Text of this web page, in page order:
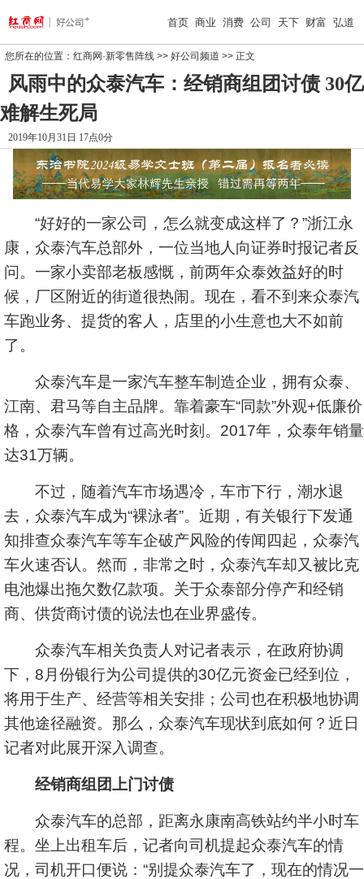
首页 商业 消费 公司 天下 财富 弘道
您所在的位置： 红商网·新零售阵线 >> 好公司频道 >> 正文
风雨中的众泰汽车：经销商组团讨债 30亿
难解生死局
2019年10月31日 17点0分
“好好的一家公司，怎么就变成这样了？”浙江永
康，众泰汽车总部外，一位当地人向证券时报记者反
问。一家小卖部老板感慨，前两年众泰效益好的时
候，厂区附近的街道很热闹。现在，看不到来众泰汽
车跑业务、提货的客人，店里的小生意也大不如前
了。
众泰汽车是一家汽车整车制造企业，拥有众泰、
江南、君马等自主品牌。靠着豪车“同款”外观+低廉价
格，众泰汽车曾有过高光时刻。2017年，众泰年销量
达31万辆。
不过，随着汽车市场遇冷，车市下行，潮水退
去，众泰汽车成为“裸泳者”。近期，有关银行下发通
知排查众泰汽车等车企破产风险的传闻四起，众泰汽
车火速否认。然而，非常之时，众泰汽车却又被比克
电池爆出拖欠数亿款项。关于众泰部分停产和经销
商、供货商讨债的说法也在业界盛传。
众泰汽车相关负责人对记者表示，在政府协调
下，8月份银行为公司提供的30亿元资金已经到位，
将用于生产、经营等相关安排；公司也在积极地协调
其他途径融资。那么，众泰汽车现状到底如何？近日
记者对此展开深入调查。
经销商组团上门讨债
众泰汽车的总部，距离永康南高铁站约半小时车
程。坐上出租车后，记者向司机提起众泰汽车的情
况，司机开口便说：“别提众泰汽车了，现在的情况一